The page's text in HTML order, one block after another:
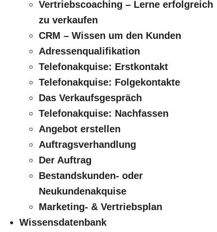
Vertriebscoaching – Lerne erfolgreich
zu verkaufen
CRM – Wissen um den Kunden
Adressenqualifikation
Telefonakquise: Erstkontakt
Telefonakquise: Folgekontakte
Das Verkaufsgespräch
Telefonakquise: Nachfassen
Angebot erstellen
Auftragsverhandlung
Der Auftrag
Bestandskunden- oder
Neukundenakquise
Marketing- & Vertriebsplan
Wissensdatenbank